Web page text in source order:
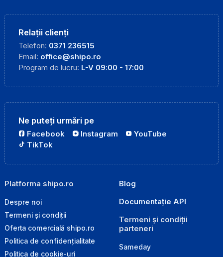
Relații clienți
Telefon: 0371 236515
Email: office@shipo.ro
Program de lucru: L-V 09:00 - 17:00
Ne puteți urmări pe
Facebook Instagram
YouTube
TikTok
Platforma shipo.ro
Despre noi
Termeni și condiții
Oferta comercială shipo.ro
Politica de confidențialitate
Politica de cookie-uri
Blog
Documentație API
Termeni și condiții
parteneri
Sameday